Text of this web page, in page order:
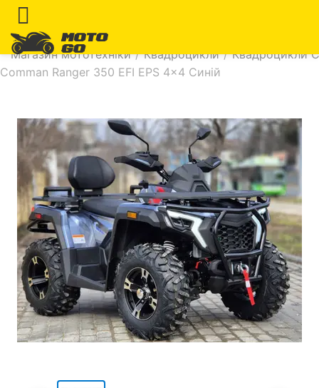
Магазин мототехніки / Квадроцикли / Квадроцикли
Comman Ranger 350 EFI EPS 4×4 Синій